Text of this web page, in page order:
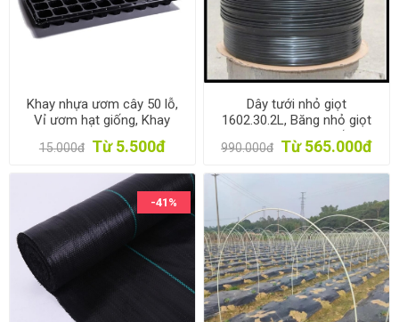
Khay nhựa ươm cây 50 lỗ,
Vỉ ươm hạt giống, Khay
nhựa ươm hạt rau hoa
15.000đ Từ 5.500đ
Dây tưới nhỏ giọt
1602.30.2L, Băng nhỏ giọt
bù áp Dây bẹt PE, Mắt 30
cm, Dày 0.2 mm, 1000m
990.000đ Từ 565.000đ
-41%